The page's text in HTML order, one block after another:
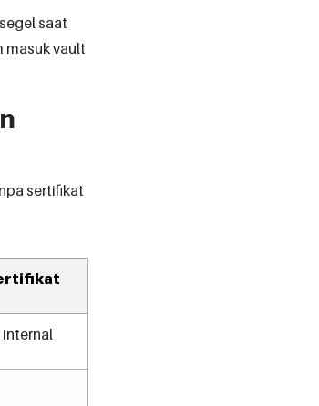
saat
masuk vault
sertifikat